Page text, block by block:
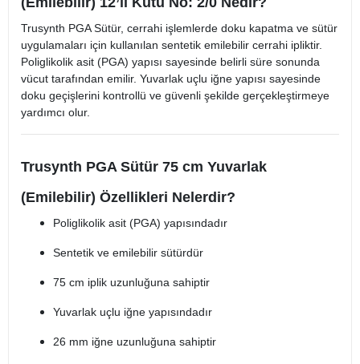
Trusynth PGA Sütür, cerrahi işlemlerde doku kapatma ve sütür
uygulamaları için kullanılan sentetik emilebilir cerrahi ipliktir.
Poliglikolik asit (PGA) yapısı sayesinde belirli süre sonunda
vücut tarafından emilir. Yuvarlak uçlu iğne yapısı sayesinde
doku geçişlerini kontrollü ve güvenli şekilde gerçekleştirmeye
yardımcı olur.
Trusynth PGA Sütür 75 cm Yuvarlak
(Emilebilir) Özellikleri Nelerdir?
Poliglikolik asit (PGA) yapısındadır
Sentetik ve emilebilir sütürdür
75 cm iplik uzunluğuna sahiptir
Yuvarlak uçlu iğne yapısındadır
26 mm iğne uzunluğuna sahiptir